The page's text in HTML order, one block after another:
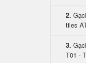
2.
tiles
3.
T01 -